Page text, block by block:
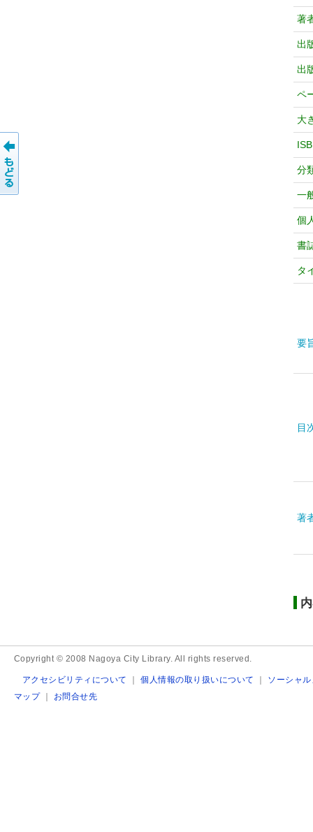
著
出
出
ペ
大
分
一
個
書
タ
要
目
著
Copyright © 2008 Nagoya City Library. All rights reserved.
アクセシビリティについて ｜個人情報の取り扱いについて ｜ ソーシャ
マップ｜ お問合せ先